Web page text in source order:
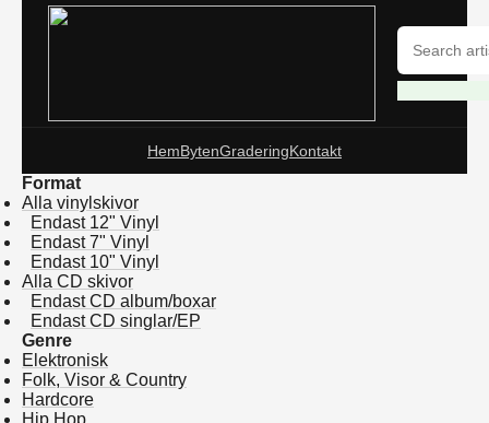
HemBytenGraderingKontakt
Format
Alla vinylskivor
Endast 12" Vinyl
Endast 7" Vinyl
Endast 10" Vinyl
Alla CD skivor
Endast CD album/boxar
Endast CD singlar/EP
Genre
Elektronisk
Folk, Visor & Country
Hardcore
Hip Hop